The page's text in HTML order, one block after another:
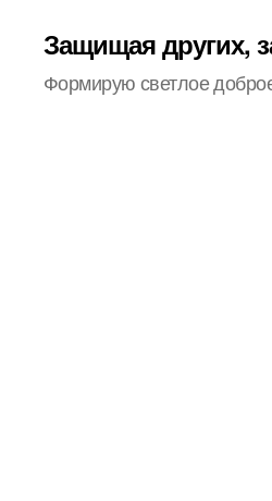
Защищая других,
Формирую светлое